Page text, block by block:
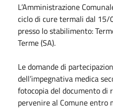
L’Amministrazione
ciclo di cure termali dal
presso lo stabilimento:
Terme (SA).
Le domande di
dell’impegnativa medica
fotocopia del documento di
pervenire al Comune